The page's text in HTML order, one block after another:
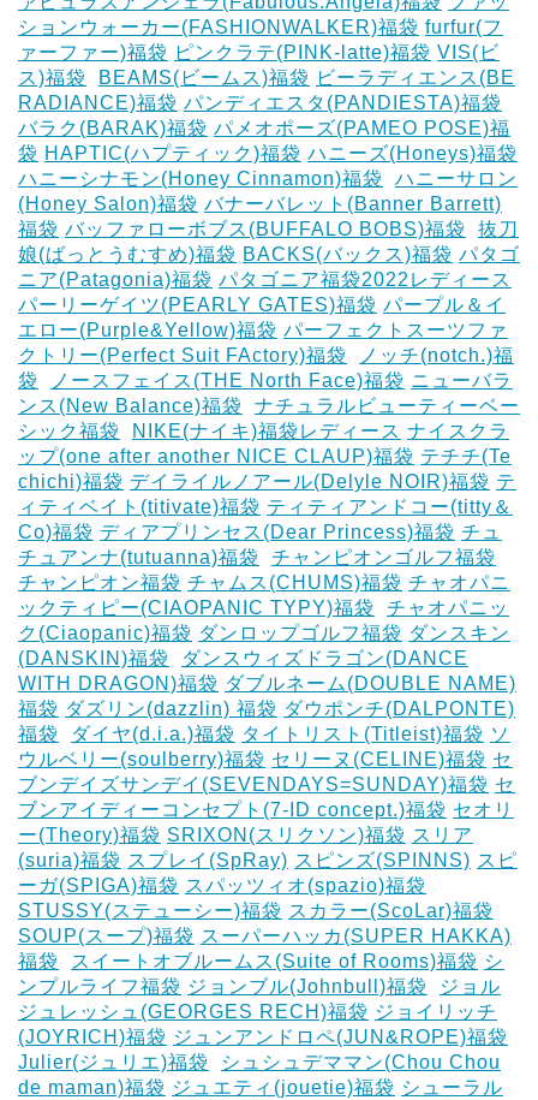
ションウォーカー(FASHIONWALKER)福袋 furfur(フ
ァーファー)福袋 ピンクラテ(PINK-latte)福袋 VIS(ビ
ス)福袋
BEAMS(ビームス)福袋 ビーラディエンス(BE
RADIANCE)福袋 パンディエスタ(PANDIESTA)福袋
バラク(BARAK)福袋 パメオポーズ(PAMEO POSE)福
袋 HAPTIC(ハプティック)福袋 ハニーズ(Honeys)福袋
ハニーシナモン(Honey Cinnamon)福袋
ハニーサロン
(Honey Salon)福袋 バナーバレット(Banner Barrett)
福袋 バッファローボブス(BUFFALO BOBS)福袋
抜刀
娘(ばっとうむすめ)福袋 BACKS(バックス)福袋 パタゴ
ニア(Patagonia)福袋 パタゴニア福袋2022レディース
パーリーゲイツ(PEARLY GATES)福袋 パープル＆イ
エロー(Purple&Yellow)福袋 パーフェクトスーツファ
クトリー(Perfect Suit FActory)福袋
ノッチ(notch.)福
袋
ノースフェイス(THE North Face)福袋 ニューバラ
ンス(New Balance)福袋
ナチュラルビューティーベー
シック福袋
NIKE(ナイキ)福袋レディース ナイスクラ
ップ(one after another NICE CLAUP)福袋 テチチ(Te
chichi)福袋 デイライルノアール(Delyle NOIR)福袋 テ
ィティベイト(titivate)福袋 ティティアンドコー(titty＆
Co)福袋 ディアプリンセス(Dear Princess)福袋 チュ
チュアンナ(tutuanna)福袋
チャンピオンゴルフ福袋
チャンピオン福袋 チャムス(CHUMS)福袋 チャオパニ
ックティピー(CIAOPANIC TYPY)福袋
チャオパニッ
ク(Ciaopanic)福袋 ダンロップゴルフ福袋 ダンスキン
(DANSKIN)福袋
ダンスウィズドラゴン(DANCE
WITH DRAGON)福袋 ダブルネーム(DOUBLE NAME)
福袋 ダズリン(dazzlin) 福袋 ダウポンチ(DALPONTE)
福袋
ダイヤ(d.i.a.)福袋 タイトリスト(Titleist)福袋 ソ
ウルベリー(soulberry)福袋 セリーヌ(CELINE)福袋 セ
ブンデイズサンデイ(SEVENDAYS=SUNDAY)福袋 セ
ブンアイディーコンセプト(7-ID concept.)福袋 セオリ
ー(Theory)福袋 SRIXON(スリクソン)福袋 スリア
(suria)福袋 スプレイ(SpRay) スピンズ(SPINNS) スピ
ーガ(SPIGA)福袋 スパッツィオ(spazio)福袋
STUSSY(ステューシー)福袋 スカラー(ScoLar)福袋
SOUP(スープ)福袋 スーパーハッカ(SUPER HAKKA)
福袋
スイートオブルームス(Suite of Rooms)福袋 シ
ンプルライフ福袋 ジョンブル(Johnbull)福袋
ジョル
ジュレッシュ(GEORGES RECH)福袋 ジョイリッチ
(JOYRICH)福袋 ジュンアンドロペ(JUN&ROPE)福袋
Julier(ジュリエ)福袋
シュシュデママン(Chou Chou
de maman)福袋 ジュエティ(jouetie)福袋 シューラル